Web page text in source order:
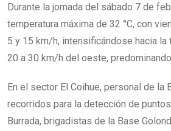
Durante la jornada del sábado 7 de
temperatura máxima de 32 °C, con
5 y 15 km/h, intensificándose hacia la
20 a 30 km/h del oeste,
En el sector El Coihue, personal de la
recorridos para la detección de
Burrada, brigadistas de la Base